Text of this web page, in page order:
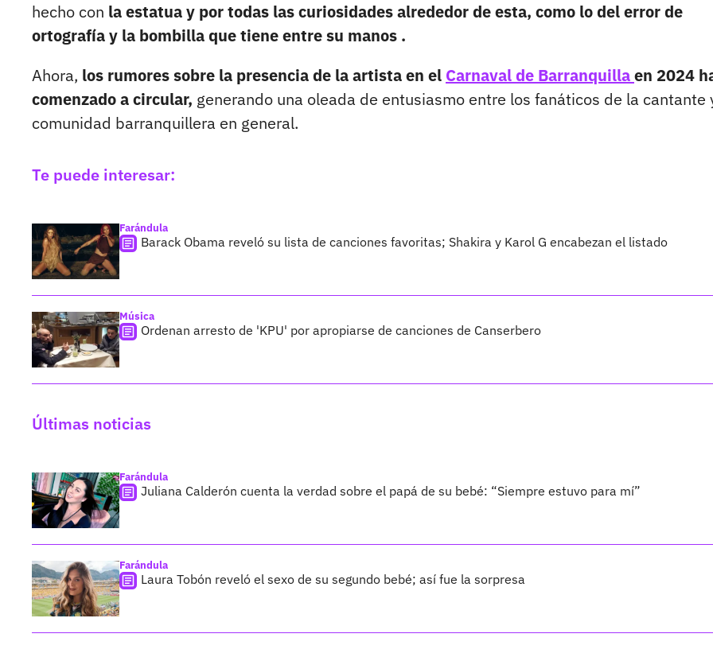
hecho con la estatua y por todas las curiosidades alrededor de esta, como lo del error de
ortografía y la bombilla que tiene entre su manos .
Ahora, los rumores sobre la presencia de la artista en el Carnaval de Barranquillaen 2024
comenzado a circular, generando una oleada de entusiasmo entre los fanáticos de la cantante
comunidad barranquillera en general.
Te puede interesar:
Farándula
Barack Obama reveló su lista de canciones favoritas; Shakira y Karol G encabezan el listado
Música
Ordenan arresto de 'KPU' por apropiarse de canciones de Canserbero
Últimas noticias
Farándula
Juliana Calderón cuenta la verdad sobre el papá de su bebé: “Siempre estuvo para mí”
Farándula
Laura Tobón reveló el sexo de su segundo bebé; así fue la sorpresa